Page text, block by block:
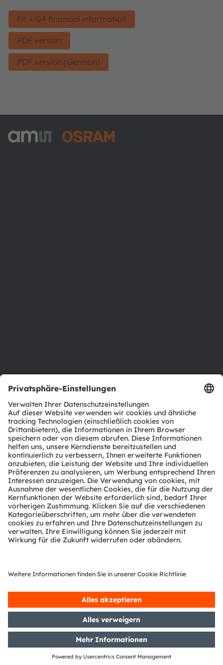
FY + Q4 financial information
PDF version
PDF version (German)
Produkt Selektor
Download Center
Tools
Kundenanfragen
Technischer Support
Partner Netzwerk
Whistleblowing
© 2026 ams-OSRAM AG. All rights reserved.
Datenschutzerklärung Nutzungsbedingungen
Terms of Trade
ImpressumCookie PolicyAI Policy